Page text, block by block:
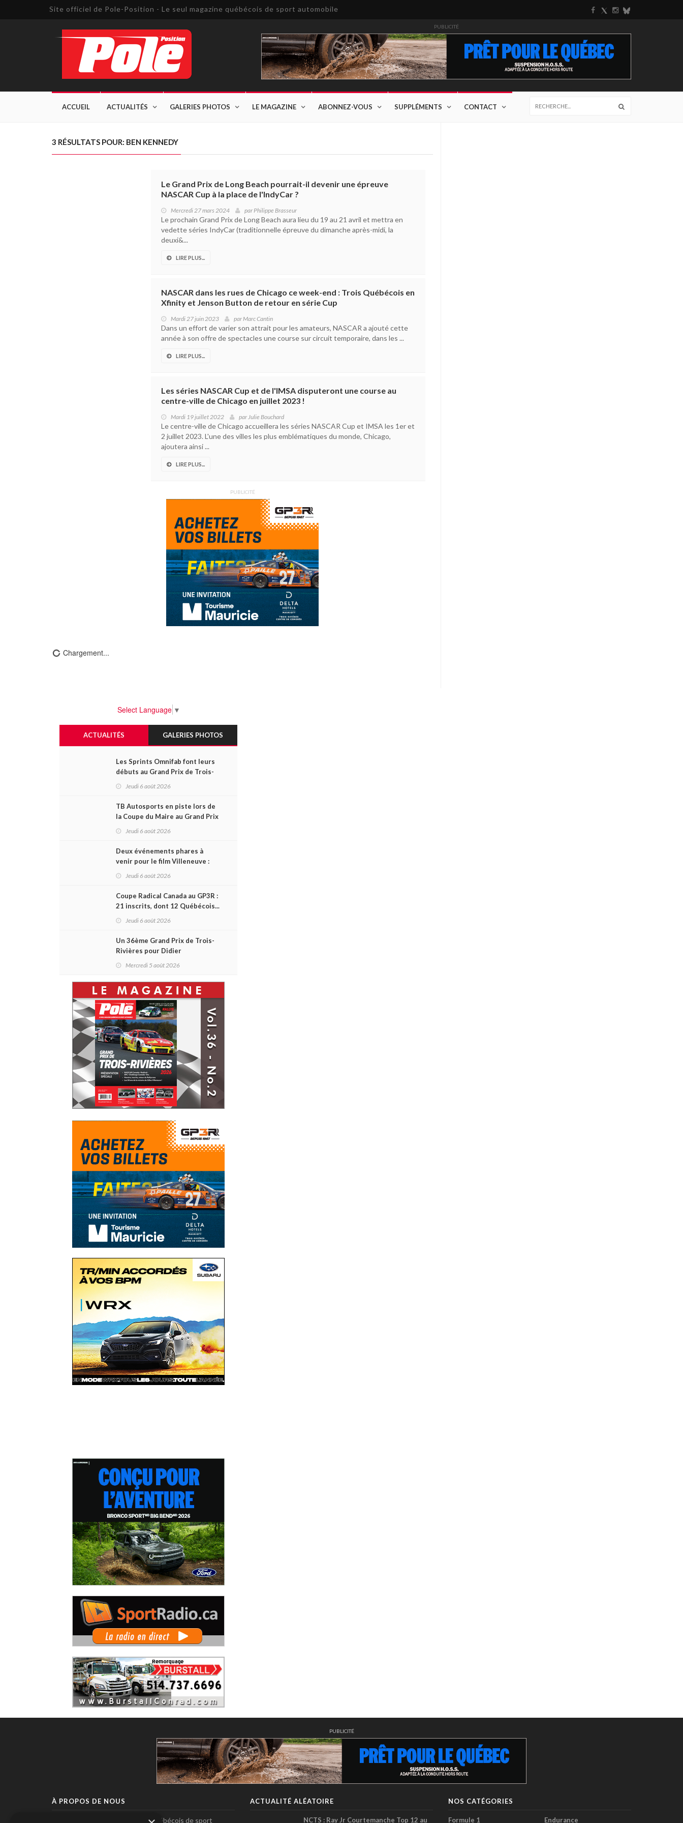
Site officiel de Pole-Position - Le seul magazine québécois de sport automobile
PUBLICITÉ
ACCUEIL ACTUALITÉS GALERIES PHOTOS LE MAGAZINE ABONNEZ-VOUS SUPPLÉMENTS CONTACT
3 RÉSULTATS POUR: BEN KENNEDY
Le Grand Prix de Long Beach pourrait-il devenir une épreuve
NASCAR Cup à la place de l'IndyCar ?
Mercredi 27 mars 2024 parPhilippe Brasseur
Le prochain Grand Prix de Long Beach aura lieu du 19 au 21 avril et mettra en
vedette séries IndyCar (traditionnelle épreuve du dimanche après-midi, la
deuxi&...
LIRE PLUS...
NASCAR dans les rues de Chicago ce week-end : Trois Québécois en
Xfinity et Jenson Button de retour en série Cup
Mardi 27 juin 2023 parMarc Cantin
Dans un effort de varier son attrait pour les amateurs, NASCAR a ajouté cette
année à son offre de spectacles une course sur circuit temporaire, dans les ...
LIRE PLUS...
Les séries NASCAR Cup et de l'IMSA disputeront une course au
centre-ville de Chicago en juillet 2023 !
Mardi 19 juillet 2022 parJulie Bouchard
Le centre-ville de Chicago accueillera les séries NASCAR Cup et IMSA les 1er et
2 juillet 2023. L'une des villes les plus emblématiques du monde, Chicago,
ajoutera ainsi ...
LIRE PLUS...
PUBLICITÉ
Chargement...
Select Language ▼
ACTUALITÉS GALERIES PHOTOS
Les Sprints Omnifab font leurs
débuts au Grand Prix de Trois-
Rivières avec un format inspiré
Jeudi 6 août 2026
TB Autosports en piste lors de
la Coupe du Maire au Grand Prix
de Trois-Rivières
Jeudi 6 août 2026
Deux événements phares à
venir pour le film Villeneuve :
L'ascension d'une légende (+
Jeudi 6 août 2026
Coupe Radical Canada au GP3R :
21 inscrits, dont 12 Québécois...
et un premier gain d'Antoine
Jeudi 6 août 2026
Un 36ème Grand Prix de Trois-
Rivières pour Didier
Schraenen... et une première en
Mercredi 5 août 2026
PUBLICITÉ
À PROPOS DE NOUS
Pole-Position, le seul magazine québécois de sport
ACTUALITÉ ALÉATOIRE
NCTS : Ray Jr Courtemanche Top 12 au
NOS CATÉGORIES
Formule 1 Endurance